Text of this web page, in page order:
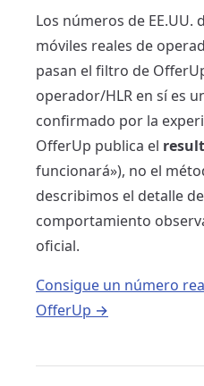
Los números de EE.UU.
móviles reales de
pasan el filtro de
operador/HLR en sí es
confirmado por la
OfferUp publica el
funcionará»), no el
describimos el detalle
comportamiento
oficial.
Consigue un número
OfferUp →